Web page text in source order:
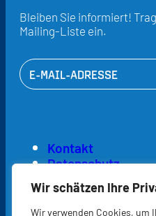
Wir schätzen Ihre
Wir verwenden Cookies, um
WASSER-PROJEKTE
Bleiben Sie informiert!
Mailing-Liste ein.
Kontakt
Datenschutz
Impressum